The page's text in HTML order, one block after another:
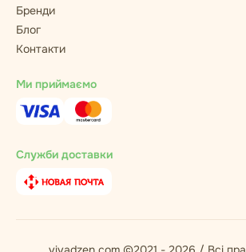
Бренди
Блог
Контакти
Ми приймаємо
Служби доставки